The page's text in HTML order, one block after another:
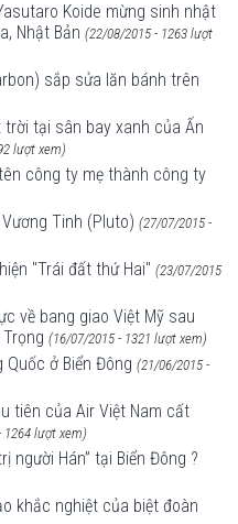
Koide mừng sinh nhật
Nhật Bản (22/08/2015 - 1263 lượt
sắp sửa lăn bánh trên
tại sân bay xanh của Ấn
lượt xem)
công ty mẹ thành công ty
Tinh (Pluto) (27/07/2015 -
"Trái đất thứ Hai" (23/07/2015
về bang giao Việt Mỹ sau
(16/07/2015 - 1321 lượt xem)
Quốc ở Biển Đông (21/06/2015 -
tiên của Air Việt Nam cất
1264 lượt xem)
người Hán” tại Biển Đông ?
khắc nghiệt của biệt đoàn